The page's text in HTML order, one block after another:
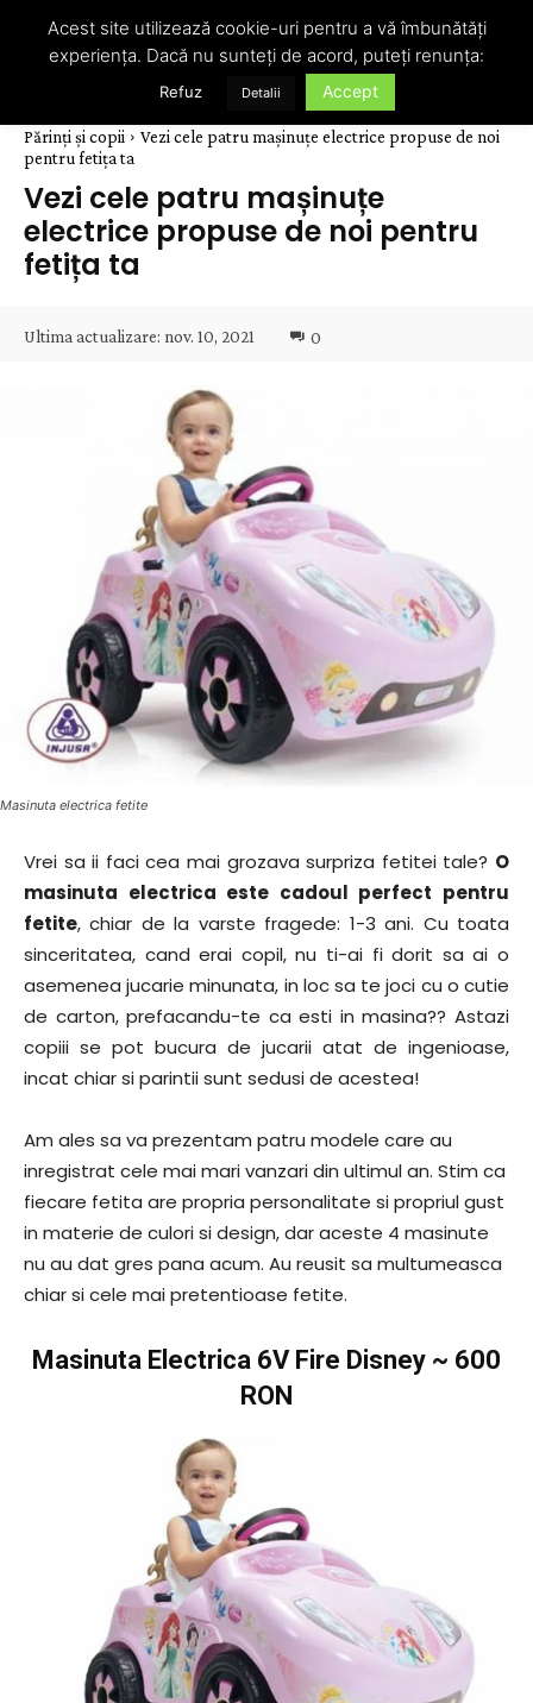
Părinți și copii
Vezi cele patru mașinuțe electrice propuse de noi
pentru fetița ta
Vezi cele patru mașinuțe
electrice propuse de noi pentru
fetița ta
Ultima actualizare: nov. 10, 2021 0
Masinuta electrica fetite
Vrei sa ii faci cea mai grozava surpriza fetitei tale? O
masinuta electrica este cadoul perfect pentru
fetite, chiar de la varste fragede: 1-3 ani. Cu toata
sinceritatea, cand erai copil, nu ti-ai fi dorit sa ai o
asemenea jucarie minunata, in loc sa te joci cu o cutie
de carton, prefacandu-te ca esti in masina?? Astazi
copiii se pot bucura de jucarii atat de ingenioase,
incat chiar si parintii sunt sedusi de acestea!
Am ales sa va prezentam patru modele care au
inregistrat cele mai mari vanzari din ultimul an. Stim ca
fiecare fetita are propria personalitate si propriul gust
in materie de culori si design, dar aceste 4 masinute
nu au dat gres pana acum. Au reusit sa multumeasca
chiar si cele mai pretentioase fetite.
Masinuta Electrica 6V Fire Disney ~ 600
RON
Acest site utilizează cookie-uri pentru a vă îmbunătăți
experiența. Dacă nu sunteți de acord, puteți renunța:
Refuz Detalii Accept